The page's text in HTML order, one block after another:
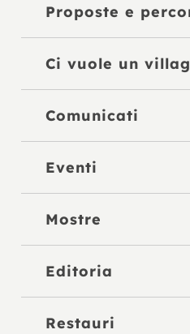
Proposte e
Ci vuole un
Comunicati
Eventi
Mostre
Editoria
Restauri